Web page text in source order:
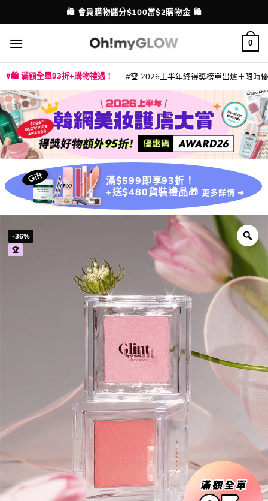
to
content
配送港澳
💳 支援消費券、FPS、八達通、PAYME、信用卡付款
0
🛍️ 滿額全單93折+購物禮遇！ 🏆 2026上半年終得奬榜單出爐＋限時
滿$599即享93折！
+送$480貨裝禮品🎁 更多詳情 ➜
-36%
🏆